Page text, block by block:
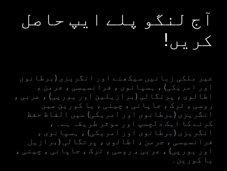
آج لنگو پلے ایپ حاصل
کریں!
غیر ملکی زبانیں سیکھنے اور انگریزی (برطانوی
اور امریکی) ، ہسپانوی ، فرانسیسی ، جرمن ،
اطالوی ، پرتگالی (برازیلین اور یورپی) ، عربی ،
روسی ، ترک ، جاپانی ، چینی ، یا کورین میں
انگریزی (برطانوی اور امریکی) میں الفاظ حفظ
کرنے کا ایک دلچسپ اور موثر طریقہ ہے۔ ،
انگریزی (برطانوی اور امریکی) ، ہسپانوی ،
فرانسیسی ، جرمن ، اطالوی ، پرتگالی (برازیل
اور یورپی) ، عربی ، روسی ، ترک ، جاپانی ، چینی ،
یا کورین۔